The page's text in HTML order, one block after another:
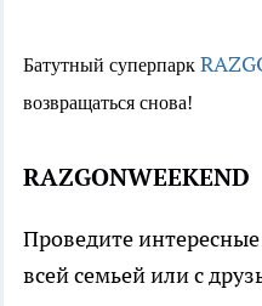
Батутный суперпарк
возвращаться снова!
RAZGONWEEKEND
Проведите
всей семьей или с